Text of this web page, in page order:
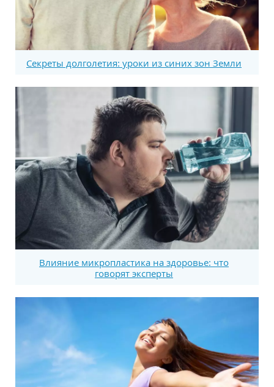
Секреты долголетия: уроки из синих зон Земли
Влияние микропластика на здоровье: что
говорят эксперты